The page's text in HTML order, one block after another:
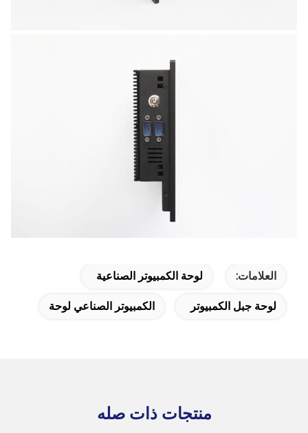
العلامات:
لوحة الكمبيوتر الصناعية
لوحة جبل الكمبيوتر
الكمبيوتر الصناعي لوحة
منتجات ذات صله